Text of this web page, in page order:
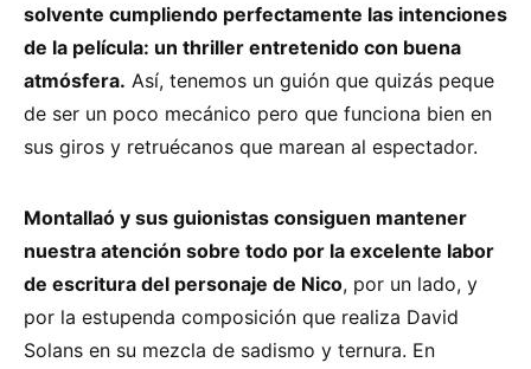
solvente cumpliendo perfectamente las intenciones
de la película: un thriller entretenido con buena
atmósfera. Así, tenemos un guión que quizás peque
de ser un poco mecánico pero que funciona bien en
sus giros y retruécanos que marean al espectador.
Montallaó y sus guionistas consiguen mantener
nuestra atención sobre todo por la excelente labor
de escritura del personaje de Nico, por un lado, y
por la estupenda composición que realiza David
Solans en su mezcla de sadismo y ternura. En